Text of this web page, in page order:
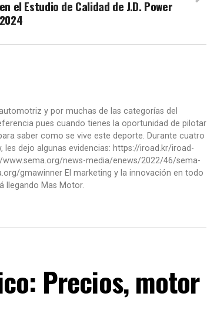
en el Estudio de Calidad de J.D. Power
2024
y por muchas de las categorías del
pues cuando tienes la oportunidad de pilotar
saber como se vive este deporte. Durante cuatro
dejo algunas evidencias: https://iroad.kr/iroad-
news-media/enews/2022/46/sema-
gmawinner El marketing y la innovación en todo
llegando Mas Motor.
Precios, motor